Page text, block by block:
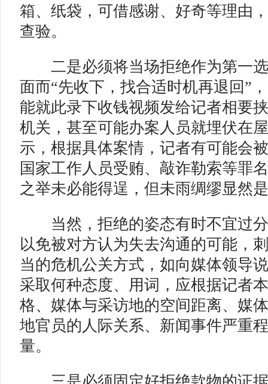
箱、纸袋，可借感谢、好奇等理由
查验。
二是必须将当场拒绝作为第一
面而“先收下，找合适时机再退回”
能就此录下收钱视频发给记者相要
机关，甚至可能办案人员就埋伏在
示，根据具体案情，记者有可能会
国家工作人员受贿、敲诈勒索等罪
之举未必能得逞，但未雨绸缪显然
当然，拒绝的姿态有时不宜过分
以免被对方认为失去沟通的可能，
当的危机公关方式，如向媒体领导
采取何种态度、用词，应根据记者
格、媒体与采访地的空间距离、媒
地官员的人际关系、新闻事件严重
量。